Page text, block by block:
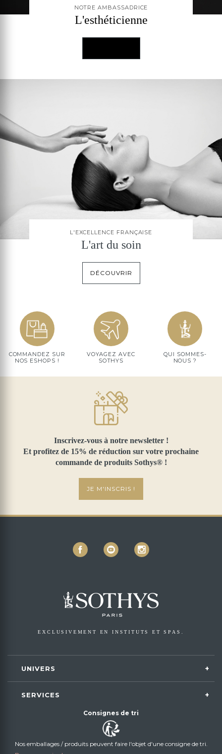
NOTRE AMBASSADRICE
L'esthéticienne
L'EXCELLENCE FRANÇAISE
L'art du soin
DÉCOUVRIR
COMMANDEZ SUR
NOS ESHOPS !
VOYAGEZ AVEC
SOTHYS
QUI SOMMES-
NOUS ?
Inscrivez-vous à notre newsletter !
Et profitez de 15% de réduction sur votre prochaine
commande de produits Sothys® !
JE M'INSCRIS !
EXCLUSIVEMENT EN INSTITUTS ET SPAS.
UNIVERS
SERVICES
Consignes de tri
Nos emballages / produits peuvent faire l'objet d'une consigne de tri.